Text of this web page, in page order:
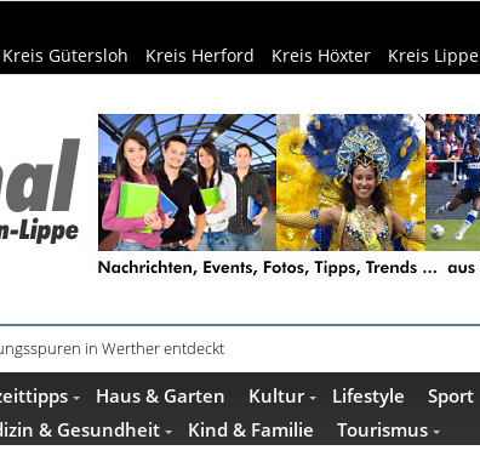
Kreis Gütersloh Kreis Herford Kreis Höxter Kreis Lippe
Museumshof zeigen ihre Quilts
Haus & Garten Kultur Lifestyle Sport
& Gesundheit Kind & Familie Tourismus